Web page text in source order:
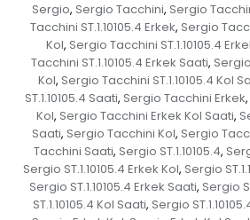
Sergio, Sergio Tacchini, Sergio
Tacchini ST.1.10105.4 Erkek, Sergio
Kol, Sergio Tacchini ST.1.10105.4
Tacchini ST.1.10105.4 Erkek Saati,
Kol, Sergio Tacchini ST.1.10105.4 Kol
ST.1.10105.4 Saati, Sergio Tacchini Erkek,
Kol, Sergio Tacchini Erkek Kol Saati,
Saati, Sergio Tacchini Kol, Sergio
Tacchini Saati, Sergio ST.1.10105.4,
Sergio ST.1.10105.4 Erkek Kol, Sergio
Sergio ST.1.10105.4 Erkek Saati, Sergio
ST.1.10105.4 Kol Saati, Sergio